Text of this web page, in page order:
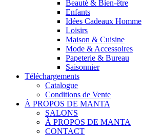
Beauté & Bien-être
Enfants
Idées Cadeaux Homme
Loisirs
Maison & Cuisine
Mode & Accessoires
Papeterie & Bureau
Saisonnier
Téléchargements
Catalogue
Conditions de Vente
À PROPOS DE MANTA
SALONS
À PROPOS DE MANTA
CONTACT